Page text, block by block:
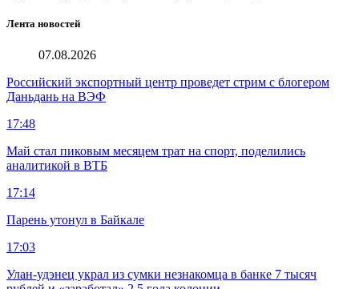
Лента новостей
07.08.2026
Российский экспортный центр проведет стрим с блогером
Даньдань на ВЭФ
17:48
Май стал пиковым месяцем трат на спорт, поделились
аналитикой в ВТБ
17:14
Парень утонул в Байкале
17:03
Улан-удэнец украл из сумки незнакомца в банке 7 тысяч